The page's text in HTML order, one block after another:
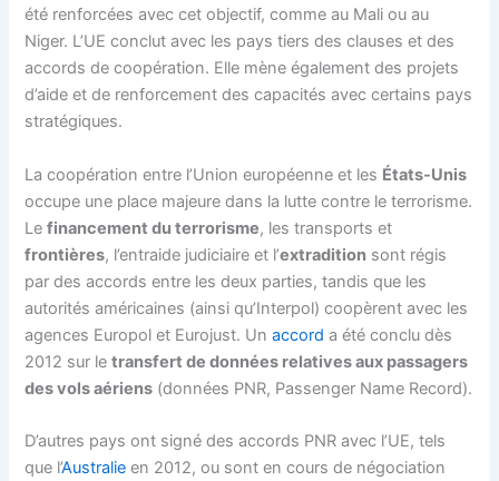
été renforcées avec cet objectif, comme au Mali ou au
Niger. L’UE conclut avec les pays tiers des clauses et des
accords de coopération. Elle mène également des projets
d’aide et de renforcement des capacités avec certains pays
stratégiques.
La coopération entre l’Union européenne et les États-Unis
occupe une place majeure dans la lutte contre le terrorisme.
Lefinancement du terrorisme, les transports et
frontières, l’entraide judiciaire et l’extradition sont régis
par des accords entre les deux parties, tandis que les
autorités américaines (ainsi qu’Interpol) coopèrent avec les
agences Europol et Eurojust. Unaccord a été conclu dès
2012 sur letransfert de données relatives aux passagers
des vols aériens (données PNR, Passenger Name Record).
D’autres pays ont signé des accords PNR avec l’UE, tels
que l’Australie en 2012, ou sont en cours de négociation